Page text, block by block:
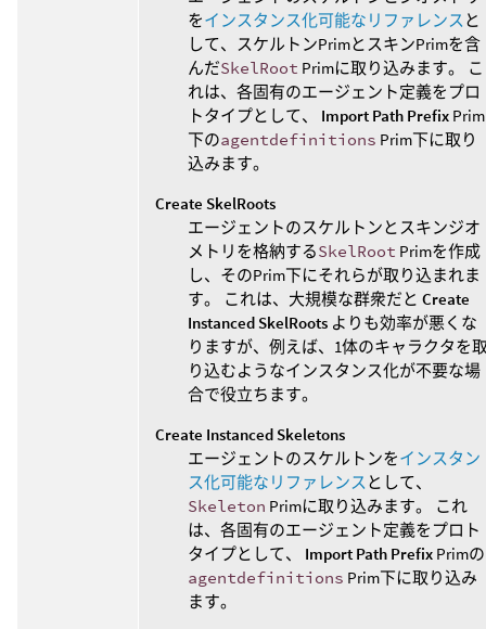
をインスタンス化可能なリファレンス と
して、スケルトンPrimとスキンPrimを含
んだSkelRoot Primに取り込みます。 こ
れは、各固有のエージェント定義をプロ
トタイプとして、 Import Path Prefix Prim
下のagentdefinitions Prim下に取り
込みます。
Create SkelRoots
エージェントのスケルトンとスキンジオ
メトリを格納するSkelRoot Primを作成
し、そのPrim下にそれらが取り込まれま
す。 これは、大規模な群衆だと Create
Instanced SkelRoots よりも効率が悪くな
りますが、例えば、1体のキャラクタを
り込むようなインスタンス化が不要な場
合で役立ちます。
Create Instanced Skeletons
エージェントのスケルトンをインスタン
ス化可能なリファレンス として、
Skeleton Primに取り込みます。 これ
は、各固有のエージェント定義をプロト
タイプとして、 Import Path Prefix Primの
agentdefinitions Prim下に取り込み
ます。